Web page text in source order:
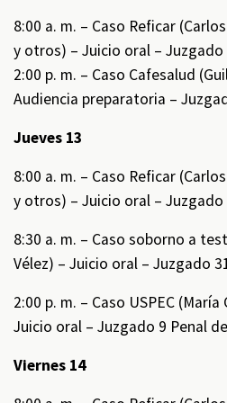
8:00 a. m. – Caso Reficar
y otros) – Juicio oral –
2:00 p. m. – Caso Cafesalud
Audiencia preparatoria –
Jueves 13
8:00 a. m. – Caso Reficar
y otros) – Juicio oral –
8:30 a. m. – Caso soborno a
Vélez) – Juicio oral – Juzgado
2:00 p. m. – Caso USPEC
Juicio oral – Juzgado 9 Penal
Viernes 14